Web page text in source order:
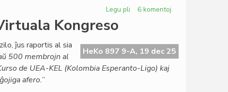
Legu pli pri
pri
Israelo
kaj
6 komentoj
Kongreso
HeKo 897 9-A, 19 dec 25
ĵus raportis al sia
500 membrojn al
de UEA-KEL (Kolombia Esperanto-Ligo) kaj
afero.”